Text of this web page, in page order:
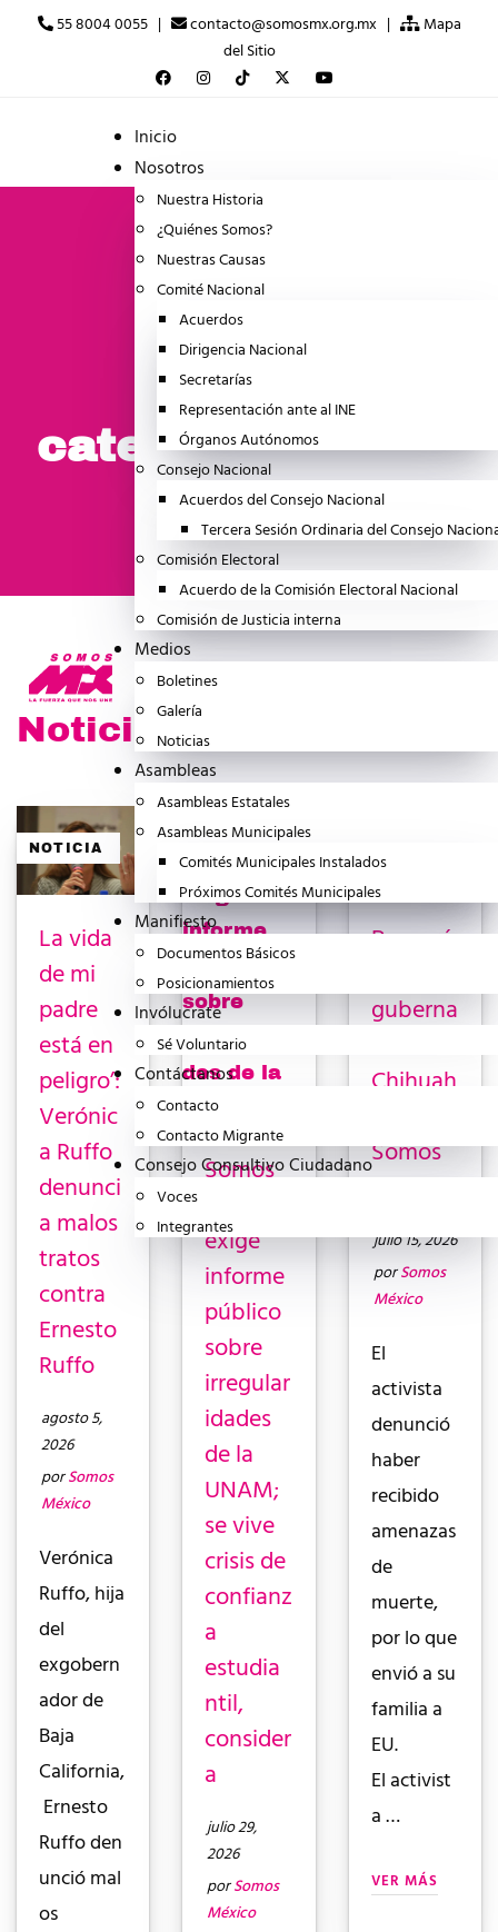
55 8004 0055 | contacto@somosmx.org.mx |
Mapa
del Sitio
Inicio
Nosotros
Nuestra Historia
¿Quiénes Somos?
Nuestras Causas
Comité Nacional
Acuerdos
Dirigencia Nacional
Secretarías
Representación ante al INE
Órganos Autónomos
Consejo Nacional
Acuerdos del Consejo Nacional
Tercera Sesión Ordinaria del Consejo
Comisión Electoral
Acuerdo de la Comisión Electoral Nacional
Comisión de Justicia interna
Medios
Boletines
Galería
Noticias
Asambleas
Asambleas Estatales
Asambleas Municipales
Comités Municipales Instalados
Próximos Comités Municipales
Manifiesto
Documentos Básicos
Posicionamientos
Invólucrate
Sé Voluntario
Contáctanos
Contacto
Contacto Migrante
Consejo Consultivo Ciudadano
Voces
Integrantes
categoria:Noticia
Home Noticia
Noticia
NOTICIA
La vida
de mi
padre
está en
peligro’:
Verónic
a Ruffo
denunci
a malos
tratos
contra
Ernesto
Ruffo
agosto 5,
2026
porSomos
México
Verónica
Ruffo, hija
del
exgobern
ador de
Baja
California,
Ernesto
Ruffo den
unció mal
os
Somos
exige
informe
público
sobre
irregular
idades
de la
UNAM;
se vive
crisis de
confianz
a
estudia
ntil,
consider
a
julio 29,
2026
porSomos
México
Buscará
guberna
Chihuah
Somos
México
julio 15, 2026
porSomos
México
El
activista
denunció
haber
recibido
amenazas
de
muerte,
por lo que
envió a su
familia a
EU.
El activist
a …
VER MÁS